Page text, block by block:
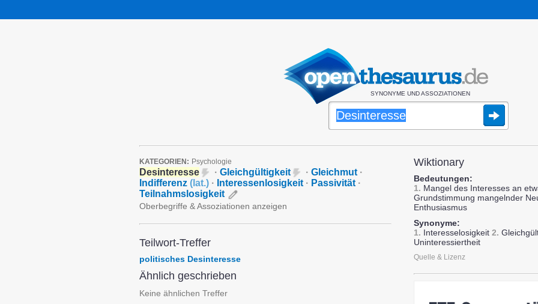
SYNONYME UND ASSOZIATIONEN
KATEGORIEN: Psychologie
Desinteresse · Gleichgültigkeit · Gleichmut ·
Indifferenz ( lat.) · Interessenlosigkeit · Passivität ·
Teilnahmslosigkeit
Oberbegriffe & Assoziationen anzeigen
Teilwort-Treffer
politisches Desinteresse
Ähnlich geschrieben
Keine ähnlichen Treffer
Wiktionary
Bedeutungen:
1. Mangel des Interesses an
Grundstimmung mangelnder
Enthusiasmus
Synonyme:
1. Interesselosigkeit 2.
Uninteressiertheit
Quelle & Lizenz